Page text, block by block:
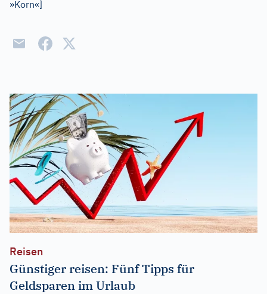
»Korn«]
Reisen
Günstiger reisen: Fünf Tipps für
Geldsparen im Urlaub